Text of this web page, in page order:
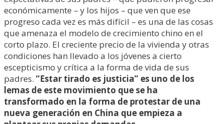
económicamente – y los hijos – que ven que ese
progreso cada vez es más difícil – es una de las cosas
que amenaza el modelo de crecimiento chino en el
corto plazo. El creciente precio de la vivienda y otras
condiciones han llevado a los jóvenes a cierto
escepticismo y crítica a la forma de vida de sus
padres. “Estar tirado es justicia” es uno de los
lemas de este movimiento que se ha
transformado en la forma de protestar de una
nueva generación en China que empieza a